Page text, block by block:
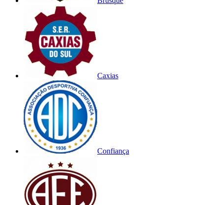
Caxias
Confiança